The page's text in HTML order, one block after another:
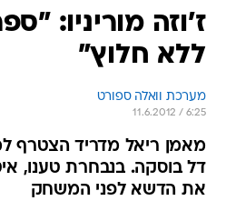
ז'וזה מוריניו:
ללא חלוץ"
מערכת וואלה ספורט
11.6.2012 / 6:25
מאמן ריאל מדריד הצטרף
דל בוסקה. בנבחרת טענו,
את הדשא לפני המשחק